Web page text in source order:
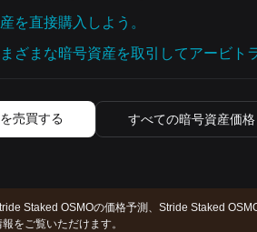
を直接購入しよう。
ざまな暗号資産を取引してアービト
売買する すべての暗号資産価格
Staked OSMOの価格予測、Stride Staked
をご覧いただけます。